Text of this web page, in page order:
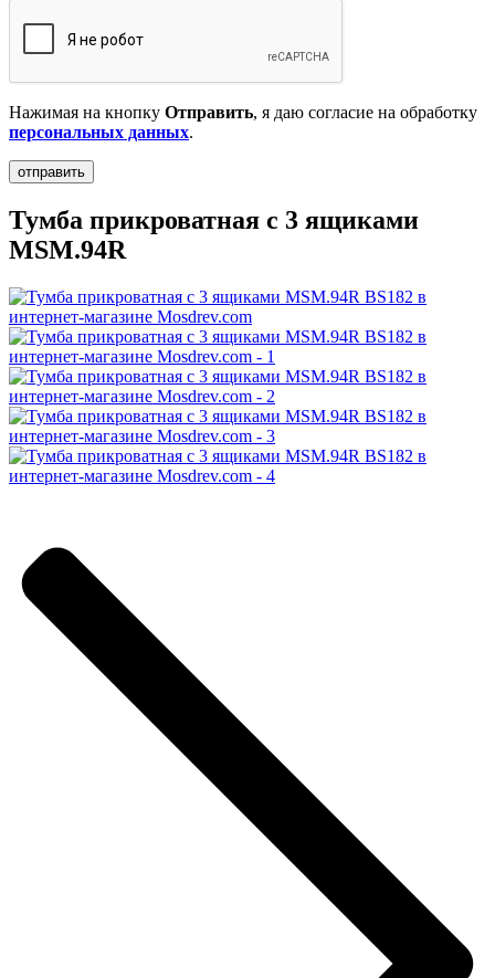
Нажимая на кнопку Отправить, я даю согласие на обработку
персональных данных.
Тумба прикроватная с 3 ящиками
MSM.94R